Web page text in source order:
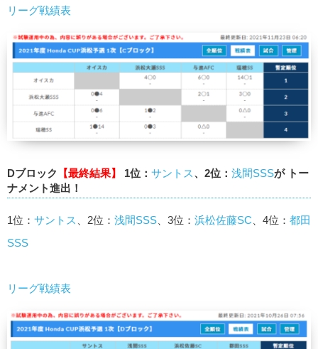
リーグ戦績表
Dブロック 【最終結果】 1位： サントス、2位： 浅間SSSが トー
ナメント進出！
1位： サントス 、2位： 浅間SSS 、3位： 浜松佐藤SC 、4位： 都田
SSS
リーグ戦績表